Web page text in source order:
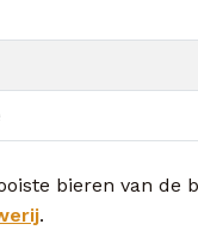
bieren van de
.